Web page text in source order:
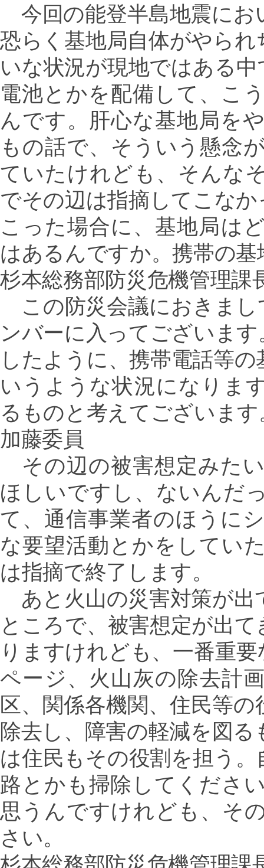
今回の能登半島地震にお
恐らく基地局自体がやら
いな状況が現地ではある
電池とかを配備して、こ
んです。肝心な基地局を
もの話で、そういう懸念
ていたけれども、そんな
でその辺は指摘してこな
こった場合に、基地局は
はあるんですか。携帯の
杉本総務部防災危機管理課
この防災会議におきまし
ンバーに入ってございま
したように、携帯電話等
いうような状況になりま
るものと考えてございます
加藤委員
その辺の被害想定みた
ほしいですし、ないんだ
て、通信事業者のほうに
な要望活動とかをしてい
は指摘で終了します。
あと火山の災害対策が出
ところで、被害想定が出
りますけれども、一番重
ページ、火山灰の除去計
区、関係各機関、住民等
除去し、障害の軽減を図
は住民もその役割を担う
路とかも掃除してくださ
思うんですけれども、そ
さい。